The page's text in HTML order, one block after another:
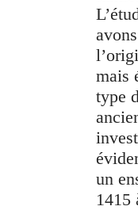
mais
type
un
1415